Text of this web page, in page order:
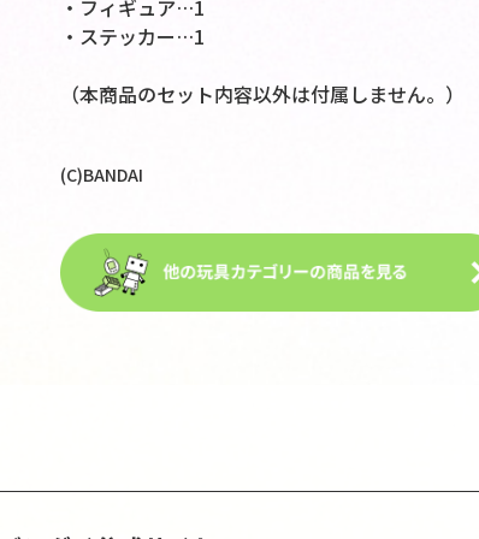
・フィギュア…1
・ステッカー…1
（本商品のセット内容以外は付属しません。）
(C)BANDAI